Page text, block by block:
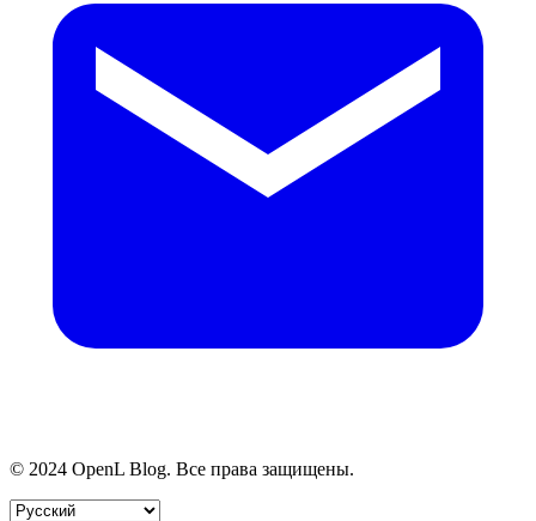
© 2024 OpenL Blog. Все права защищены.